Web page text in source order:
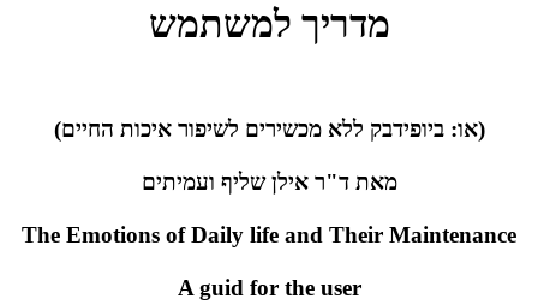
שמתשמל ךירדמ
(םייחה תוכיא רופישל םירישכמ אלל קבדיפויב :וא)
םיתימעו ףילש ןליא ר"ד תאמ
The Emotions of Daily life and Their Maintenance
A guid for the user